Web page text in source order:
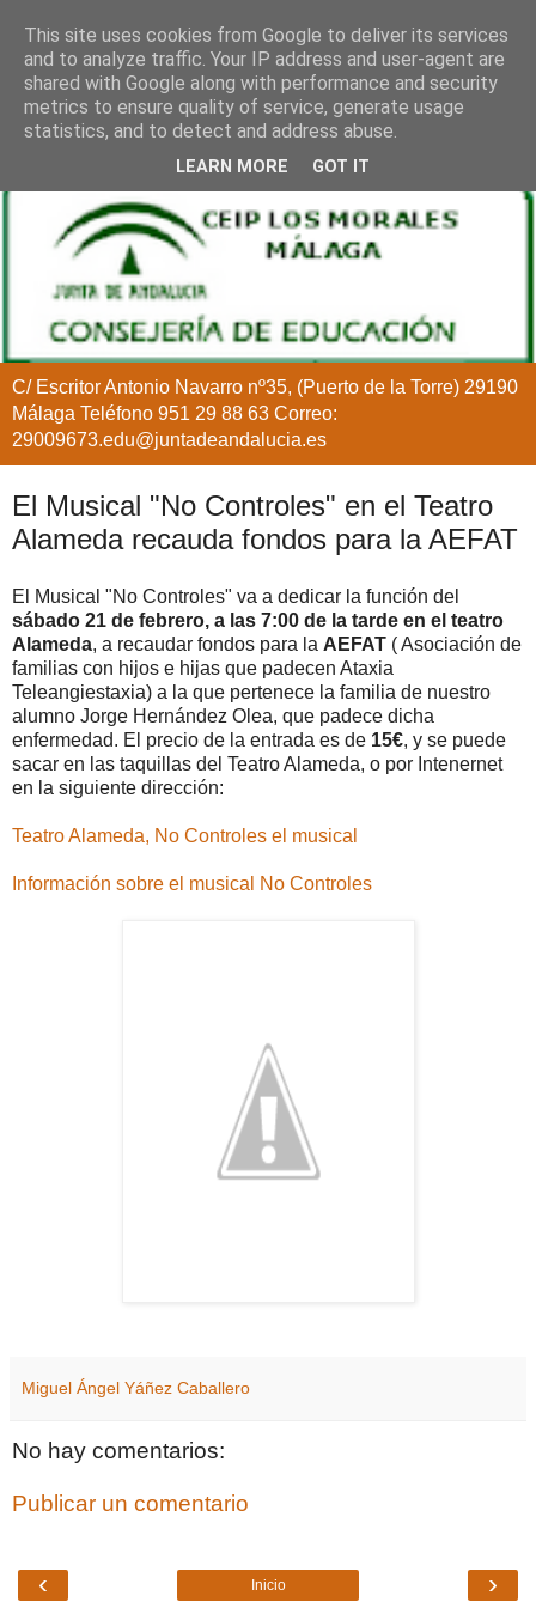
C/ Escritor Antonio Navarro nº35, (Puerto de la Torre) 29190
Málaga Teléfono 951 29 88 63 Correo:
29009673.edu@juntadeandalucia.es
El Musical "No Controles" en el Teatro
Alameda recauda fondos para la AEFAT
El Musical "No Controles" va a dedicar la función del
sábado 21 de febrero, a las 7:00 de la tarde en el teatro
Alameda, a recaudar fondos para la AEFAT ( Asociación de
familias con hijos e hijas que padecen Ataxia
Teleangiestaxia) a la que pertenece la familia de nuestro
alumno Jorge Hernández Olea, que padece dicha
enfermedad. El precio de la entrada es de 15€, y se puede
sacar en las taquillas del Teatro Alameda, o por Intenernet
en la siguiente dirección:
Teatro Alameda, No Controles el musical
Información sobre el musical No Controles
Miguel Ángel Yáñez Caballero
No hay comentarios:
Publicar un comentario
‹ ›
Inicio
This site uses cookies from Google to deliver its services
and to analyze traffic. Your IP address and user-agent are
shared with Google along with performance and security
metrics to ensure quality of service, generate usage
statistics, and to detect and address abuse.
LEARN MORE GOT IT